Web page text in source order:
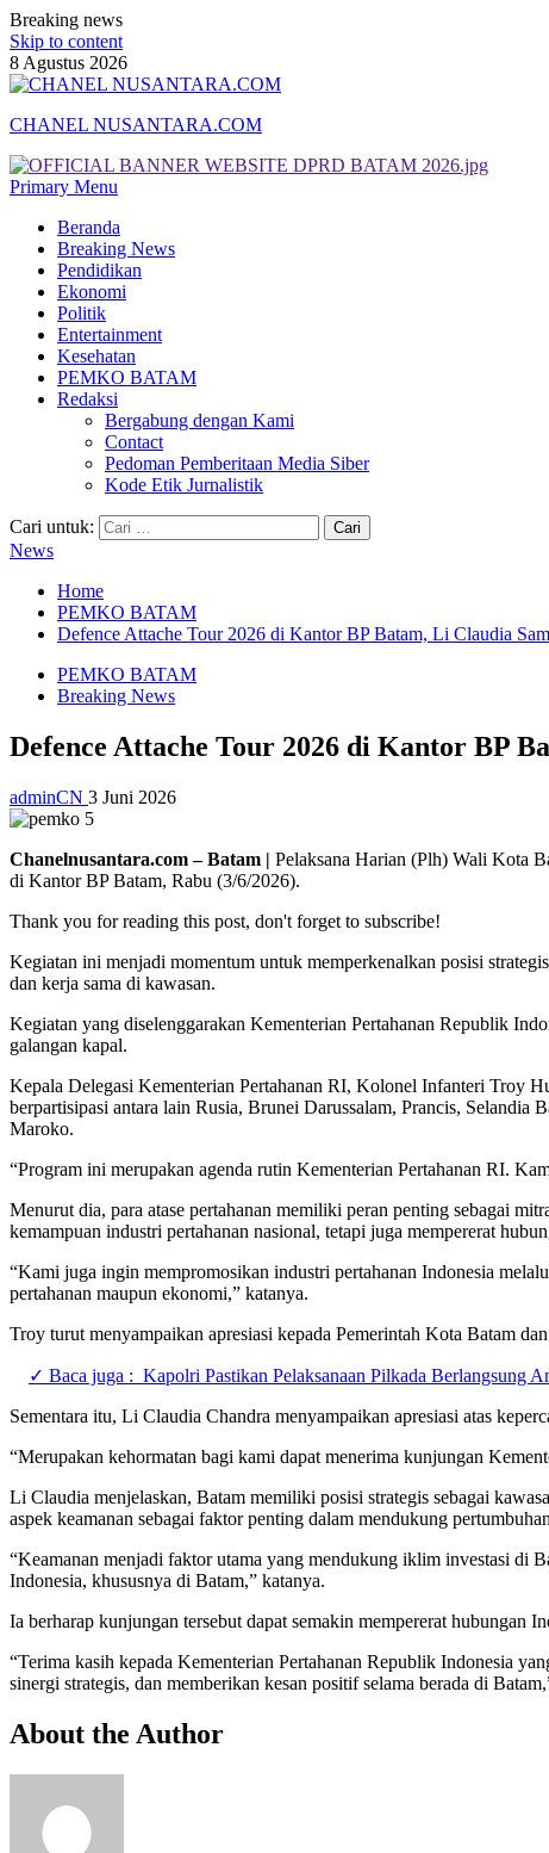
Breaking news
Skip to content
8 Agustus 2026
CHANEL NUSANTARA.COM
Primary Menu
Beranda
Breaking News
Pendidikan
Ekonomi
Politik
Entertainment
Kesehatan
PEMKO BATAM
Redaksi
Bergabung dengan Kami
Contact
Pedoman Pemberitaan Media Siber
Kode Etik Jurnalistik
Cari untuk:
News
Home
PEMKO BATAM
Defence Attache Tour 2026 di Kantor BP Batam, Li Claudia
PEMKO BATAM
Breaking News
Defence Attache Tour 2026 di Kantor BP
adminCN 3 Juni 2026
Chanelnusantara.com – Batam | Pelaksana Harian (Plh) Wali Kota
di Kantor BP Batam, Rabu (3/6/2026).
Thank you for reading this post, don't forget to subscribe!
Kegiatan ini menjadi momentum untuk memperkenalkan posisi
dan kerja sama di kawasan.
Kegiatan yang diselenggarakan Kementerian Pertahanan Republik
galangan kapal.
Kepala Delegasi Kementerian Pertahanan RI, Kolonel Infanteri Troy
berpartisipasi antara lain Rusia, Brunei Darussalam, Prancis,
Maroko.
“Program ini merupakan agenda rutin Kementerian Pertahanan RI.
Menurut dia, para atase pertahanan memiliki peran penting sebagai
kemampuan industri pertahanan nasional, tetapi juga mempererat
“Kami juga ingin mempromosikan industri pertahanan Indonesia
pertahanan maupun ekonomi,” katanya.
Troy turut menyampaikan apresiasi kepada Pemerintah Kota Batam
✓ Baca juga : Kapolri Pastikan Pelaksanaan Pilkada Berlangsung
Sementara itu, Li Claudia Chandra menyampaikan apresiasi atas
“Merupakan kehormatan bagi kami dapat menerima kunjungan
Li Claudia menjelaskan, Batam memiliki posisi strategis sebagai
aspek keamanan sebagai faktor penting dalam mendukung
“Keamanan menjadi faktor utama yang mendukung iklim investasi di
Indonesia, khususnya di Batam,” katanya.
Ia berharap kunjungan tersebut dapat semakin mempererat hubungan
“Terima kasih kepada Kementerian Pertahanan Republik Indonesia
sinergi strategis, dan memberikan kesan positif selama berada di
About the Author